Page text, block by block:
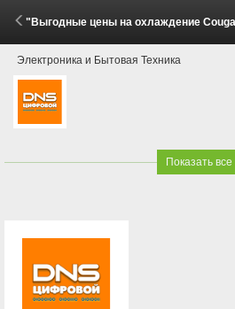
"Выгодные цены на охлаждение Cougar!" (29 Мая - 15
Электроника и Бытовая Техника
Показать все